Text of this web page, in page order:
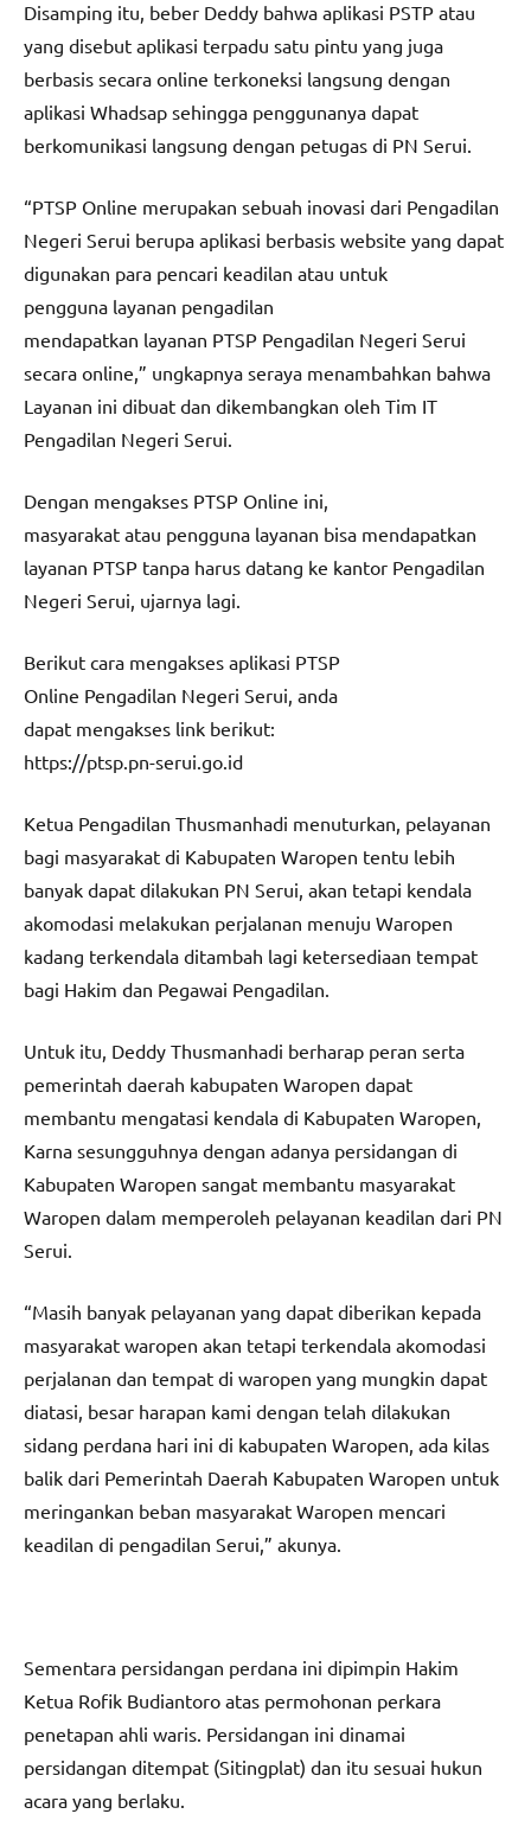
Disamping itu, beber Deddy bahwa aplikasi PSTP atau
yang disebut aplikasi terpadu satu pintu yang juga
berbasis secara online terkoneksi langsung dengan
aplikasi Whadsap sehingga penggunanya dapat
berkomunikasi langsung dengan petugas di PN Serui.
“PTSP Online merupakan sebuah inovasi dari Pengadilan
Negeri Serui berupa aplikasi berbasis website yang dapat
digunakan para pencari keadilan atau untuk
pengguna layanan pengadilan
mendapatkan layanan PTSP Pengadilan Negeri Serui
secara online,” ungkapnya seraya menambahkan bahwa
Layanan ini dibuat dan dikembangkan oleh Tim IT
Pengadilan Negeri Serui.
Dengan mengakses PTSP Online ini,
masyarakat atau pengguna layanan bisa mendapatkan
layanan PTSP tanpa harus datang ke kantor Pengadilan
Negeri Serui, ujarnya lagi.
Berikut cara mengakses aplikasi PTSP
Online Pengadilan Negeri Serui, anda
dapat mengakses link berikut:
https://ptsp.pn-serui.go.id
Ketua Pengadilan Thusmanhadi menuturkan, pelayanan
bagi masyarakat di Kabupaten Waropen tentu lebih
banyak dapat dilakukan PN Serui, akan tetapi kendala
akomodasi melakukan perjalanan menuju Waropen
kadang terkendala ditambah lagi ketersediaan tempat
bagi Hakim dan Pegawai Pengadilan.
Untuk itu, Deddy Thusmanhadi berharap peran serta
pemerintah daerah kabupaten Waropen dapat
membantu mengatasi kendala di Kabupaten Waropen,
Karna sesungguhnya dengan adanya persidangan di
Kabupaten Waropen sangat membantu masyarakat
Waropen dalam memperoleh pelayanan keadilan dari PN
Serui.
“Masih banyak pelayanan yang dapat diberikan kepada
masyarakat waropen akan tetapi terkendala akomodasi
perjalanan dan tempat di waropen yang mungkin dapat
diatasi, besar harapan kami dengan telah dilakukan
sidang perdana hari ini di kabupaten Waropen, ada kilas
balik dari Pemerintah Daerah Kabupaten Waropen untuk
meringankan beban masyarakat Waropen mencari
keadilan di pengadilan Serui,” akunya.
Sementara persidangan perdana ini dipimpin Hakim
Ketua Rofik Budiantoro atas permohonan perkara
penetapan ahli waris. Persidangan ini dinamai
persidangan ditempat (Sitingplat) dan itu sesuai hukun
acara yang berlaku.